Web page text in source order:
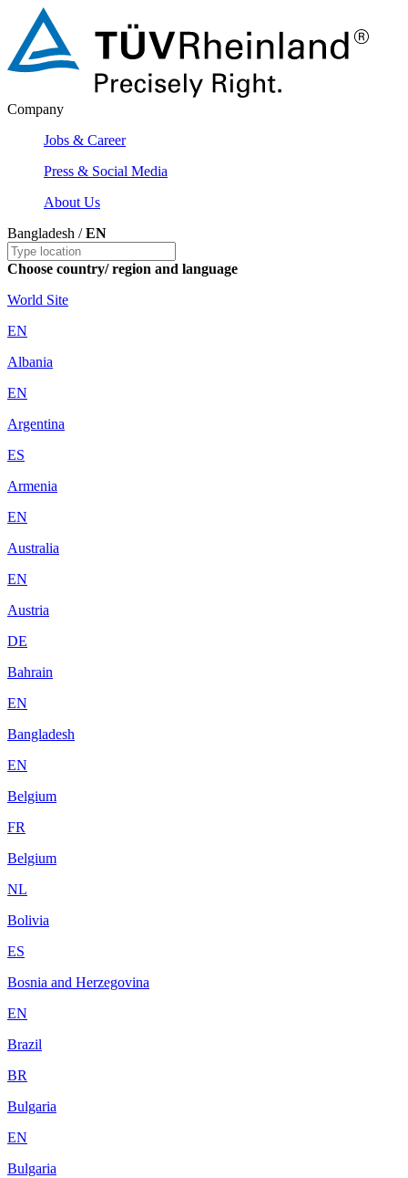
Company
Jobs & Career
Press & Social Media
About Us
Bangladesh /EN
Choose country/ region and language
World Site
EN
Albania
EN
Argentina
ES
Armenia
EN
Australia
EN
Austria
DE
Bahrain
EN
Bangladesh
EN
Belgium
FR
Belgium
NL
Bolivia
ES
Bosnia and Herzegovina
EN
Brazil
BR
Bulgaria
EN
Bulgaria